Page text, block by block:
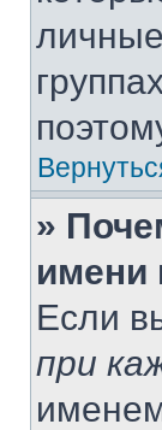
»
имени
Если
при